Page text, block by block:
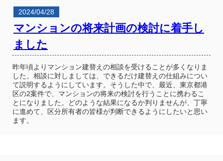
2024/04/28
マンションの将来計画の検討に着手し
ました
昨年頃よりマンション建替えの相談を受けることが多くなりま
した。相談に対しましては、できるだけ建替えの仕組みについ
て説明するようにしています。そうした中で、最近、東京都港
区の2案件で、マンションの将来の検討を行うことに携わるこ
とになりました。どのような結果になるか判りませんが、丁寧
に進めて、区分所有者の皆様が判断できるようにしたいと思い
ます。